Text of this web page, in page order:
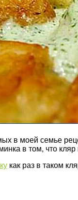
в моей семье
в том, что кляр
как раз в таком